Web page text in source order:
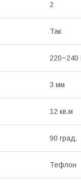
2
Так
220~240
3 мм
12 кв.м
90 град.
Тефлон